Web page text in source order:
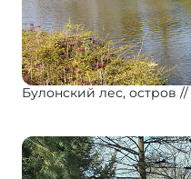
Булонский лес, остров